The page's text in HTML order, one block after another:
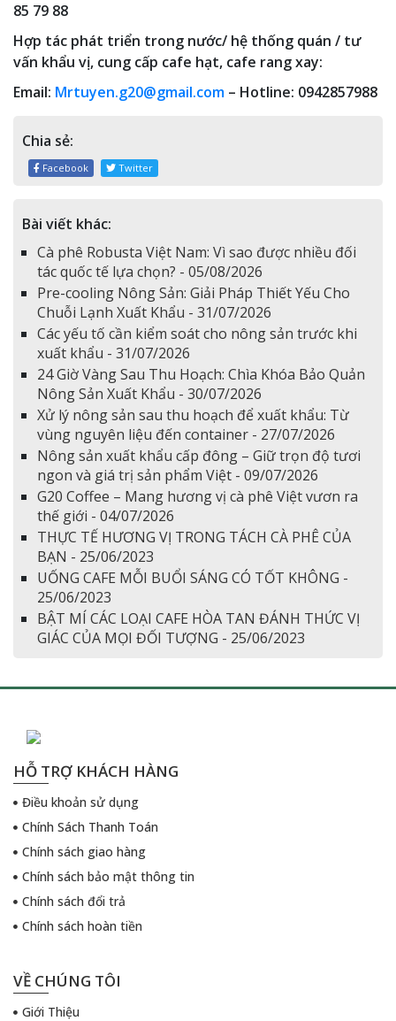
85 79 88
Hợp tác phát triển trong nước/ hệ thống quán / tư
vấn khẩu vị, cung cấp cafe hạt, cafe rang xay:
Email: Mrtuyen.g20@gmail.com – Hotline: 0942857988
Chia sẻ:
Facebook Twitter
Bài viết khác:
Cà phê Robusta Việt Nam: Vì sao được nhiều đối
tác quốc tế lựa chọn? - 05/08/2026
Pre-cooling Nông Sản: Giải Pháp Thiết Yếu Cho
Chuỗi Lạnh Xuất Khẩu - 31/07/2026
Các yếu tố cần kiểm soát cho nông sản trước khi
xuất khẩu - 31/07/2026
24 Giờ Vàng Sau Thu Hoạch: Chìa Khóa Bảo Quản
Nông Sản Xuất Khẩu - 30/07/2026
Xử lý nông sản sau thu hoạch để xuất khẩu: Từ
vùng nguyên liệu đến container - 27/07/2026
Nông sản xuất khẩu cấp đông – Giữ trọn độ tươi
ngon và giá trị sản phẩm Việt - 09/07/2026
G20 Coffee – Mang hương vị cà phê Việt vươn ra
thế giới - 04/07/2026
THỰC TẾ HƯƠNG VỊ TRONG TÁCH CÀ PHÊ CỦA
BẠN - 25/06/2023
UỐNG CAFE MỖI BUỔI SÁNG CÓ TỐT KHÔNG -
25/06/2023
BẬT MÍ CÁC LOẠI CAFE HÒA TAN ĐÁNH THỨC VỊ
GIÁC CỦA MỌI ĐỐI TƯỢNG - 25/06/2023
HỖ TRỢ KHÁCH HÀNG
Điều khoản sử dụng
Chính Sách Thanh Toán
Chính sách giao hàng
Chính sách bảo mật thông tin
Chính sách đổi trả
Chính sách hoàn tiền
VỀ CHÚNG TÔI
Giới Thiệu